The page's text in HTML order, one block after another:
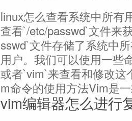
linux怎么查看系统中所有
查看`/etc/passwd`文件来
sswd`文件存储了系统中
用户。我们可以使用一些
或者`vim`来查看和修改
m命令的使用方法Vim是
vim编辑器怎么进行